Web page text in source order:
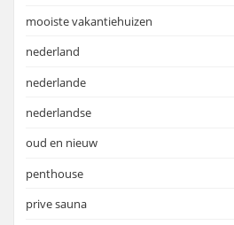
mooiste vakantiehuizen
nederland
nederlande
nederlandse
oud en nieuw
penthouse
prive sauna